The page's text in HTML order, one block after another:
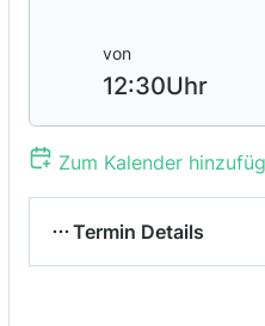
von
12:30Uhr
Zum Kalender
Termin Details